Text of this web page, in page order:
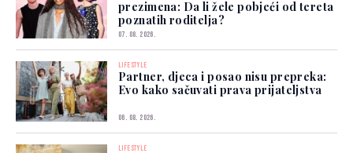
prezimena: Da li žele pobjeći od tereta
poznatih roditelja?
07. 08. 2026.
LIFESTYLE
Partner, djeca i posao nisu prepreka:
Evo kako sačuvati prava prijateljstva
06. 08. 2026.
LIFESTYLE